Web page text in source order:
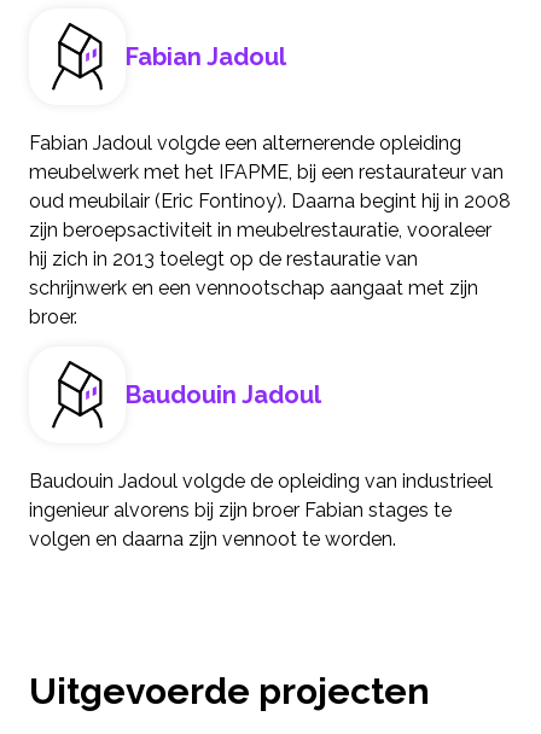
Fabian Jadoul
Fabian Jadoul volgde een alternerende opleiding
meubelwerk met het IFAPME, bij een restaurateur van
oud meubilair (Eric Fontinoy). Daarna begint hij in 2008
zijn beroepsactiviteit in meubelrestauratie, vooraleer
hij zich in 2013 toelegt op de restauratie van
schrijnwerk en een vennootschap aangaat met zijn
broer.
Baudouin Jadoul
Baudouin Jadoul volgde de opleiding van industrieel
ingenieur alvorens bij zijn broer Fabian stages te
volgen en daarna zijn vennoot te worden.
Uitgevoerde projecten